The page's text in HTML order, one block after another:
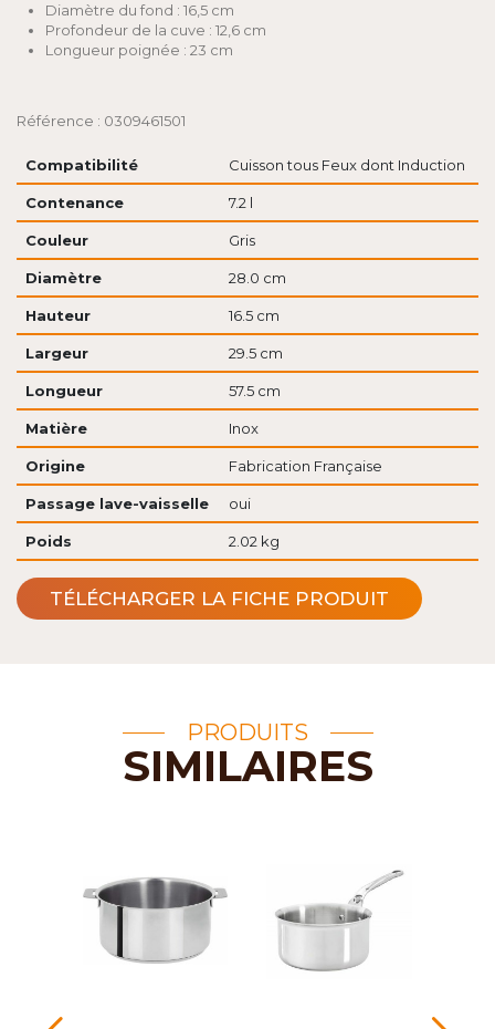
Diamètre du fond : 16,5 cm
Profondeur de la cuve : 12,6 cm
Longueur poignée : 23 cm
Référence : 0309461501
Compatibilité Cuisson tous Feux dont Induction
Contenance 7.2 l
Couleur Gris
Diamètre 28.0 cm
Hauteur 16.5 cm
Largeur 29.5 cm
Longueur 57.5 cm
Matière Inox
Origine Fabrication Française
Passage lave-vaisselle oui
Poids 2.02 kg
TÉLÉCHARGER LA FICHE PRODUIT
PRODUITS
SIMILAIRES